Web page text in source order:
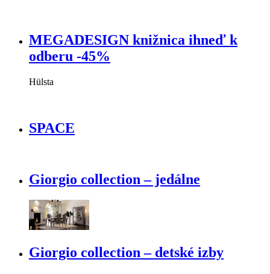
MEGADESIGN knižnica ihneď k
odberu -45%
Hülsta
SPACE
Giorgio collection – jedálne
Giorgio collection – detské izby